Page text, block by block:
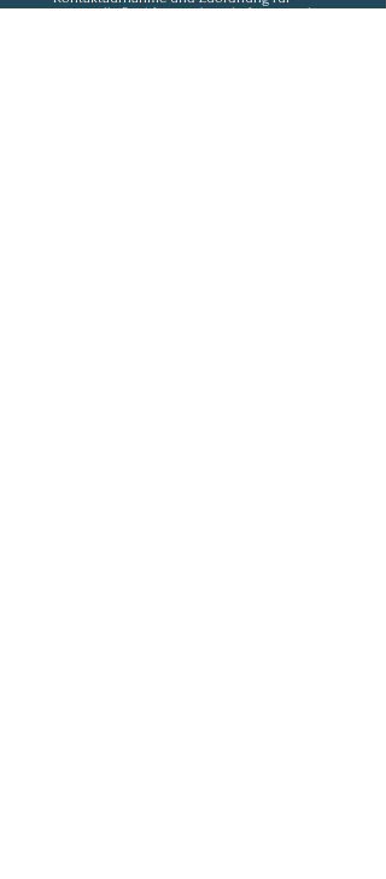
eventuelle Rückfragen dauerhaft gespeichert